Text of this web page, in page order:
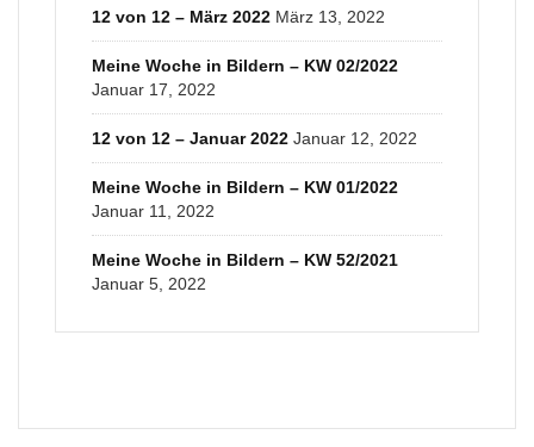
12 von 12 – März 2022 März 13, 2022
Meine Woche in Bildern – KW 02/2022
Januar 17, 2022
12 von 12 – Januar 2022 Januar 12, 2022
Meine Woche in Bildern – KW 01/2022
Januar 11, 2022
Meine Woche in Bildern – KW 52/2021
Januar 5, 2022